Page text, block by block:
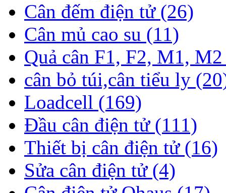
Cân đếm điện tử (26)
Cân mủ cao su (11)
Quả cân F1, F2, M1,
cân bỏ túi,cân tiểu ly
Loadcell (169)
Đầu cân điện tử (111)
Thiết bị cân điện tử (16)
Sửa cân điện tử (4)